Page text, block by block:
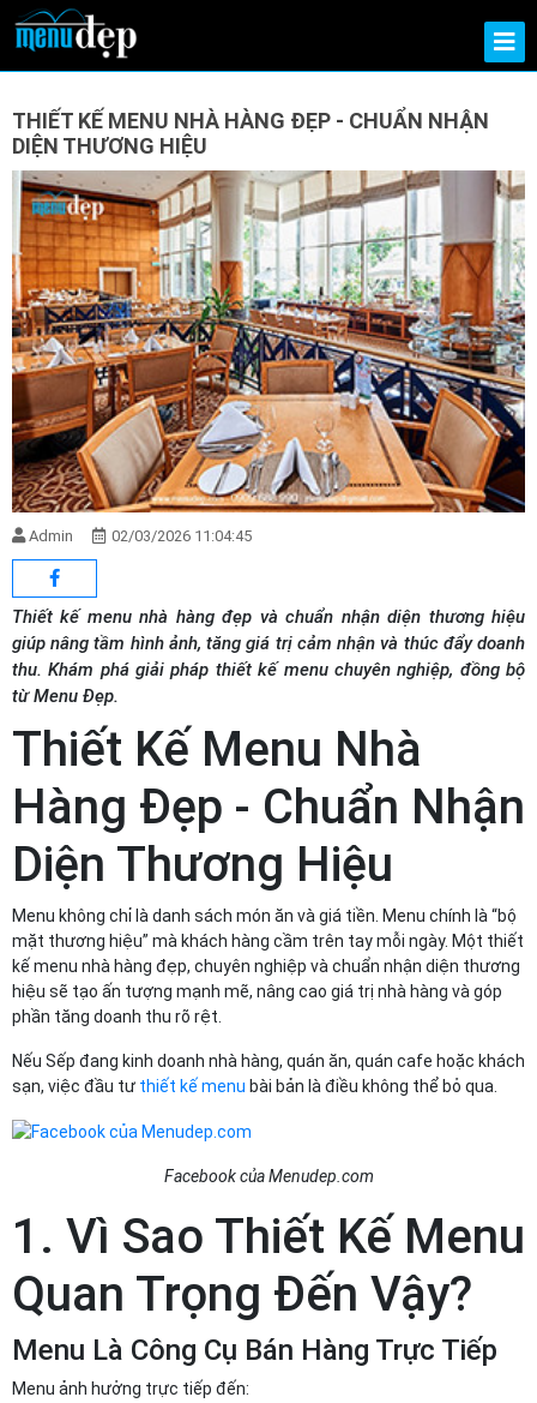
THIẾT KẾ MENU NHÀ HÀNG ĐẸP - CHUẨN NHẬN
DIỆN THƯƠNG HIỆU
Admin 02/03/2026 11:04:45
Thiết kế menu nhà hàng đẹp và chuẩn nhận diện thương hiệu
giúp nâng tầm hình ảnh, tăng giá trị cảm nhận và thúc đẩy doanh
thu. Khám phá giải pháp thiết kế menu chuyên nghiệp, đồng bộ
từ Menu Đẹp.
Thiết Kế Menu Nhà
Hàng Đẹp - Chuẩn Nhận
Diện Thương Hiệu
Menu không chỉ là danh sách món ăn và giá tiền. Menu chính là “bộ
mặt thương hiệu” mà khách hàng cầm trên tay mỗi ngày. Một thiết
kế menu nhà hàng đẹp, chuyên nghiệp và chuẩn nhận diện thương
hiệu sẽ tạo ấn tượng mạnh mẽ, nâng cao giá trị nhà hàng và góp
phần tăng doanh thu rõ rệt.
Nếu Sếp đang kinh doanh nhà hàng, quán ăn, quán cafe hoặc khách
sạn, việc đầu tư thiết kế menu bài bản là điều không thể bỏ qua.
Facebook của Menudep.com
1. Vì Sao Thiết Kế Menu
Quan Trọng Đến Vậy?
Menu Là Công Cụ Bán Hàng Trực Tiếp
Menu ảnh hưởng trực tiếp đến: